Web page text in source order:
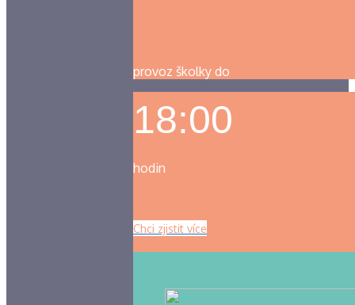
provoz školky do
18:00
hodin
Chci zjistit více